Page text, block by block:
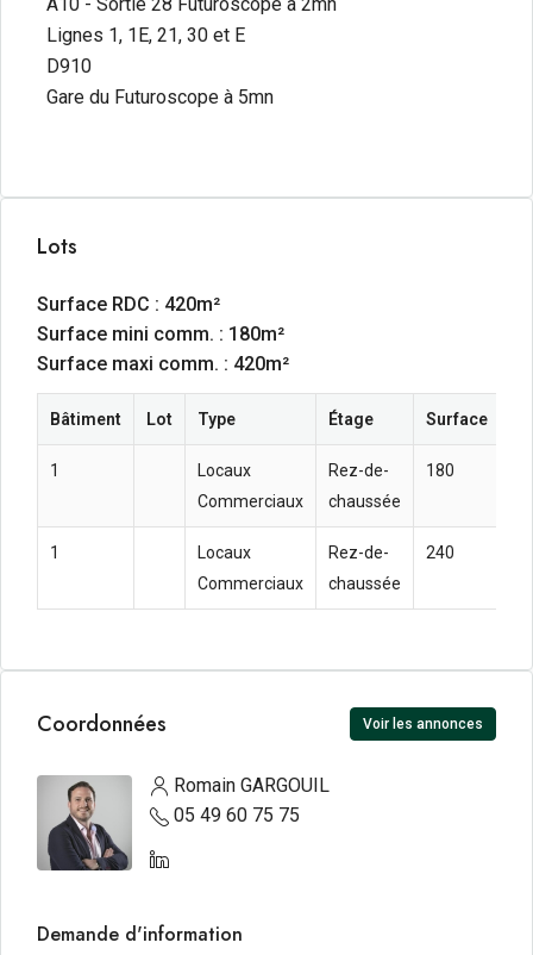
Lignes 1, 1E, 21, 30 et E
D910
Gare du Futuroscope à 5mn
Lots
Surface RDC : 420m²
Surface mini comm. : 180m²
Surface maxi comm. : 420m²
Bâtiment Lot Type Étage Surface
1
Locaux
Commerciaux
Rez-de-
chaussée
180
1
Locaux
Commerciaux
Rez-de-
chaussée
240
Coordonnées Voir les annonces
Romain GARGOUIL
05 49 60 75 75
Demande d'information